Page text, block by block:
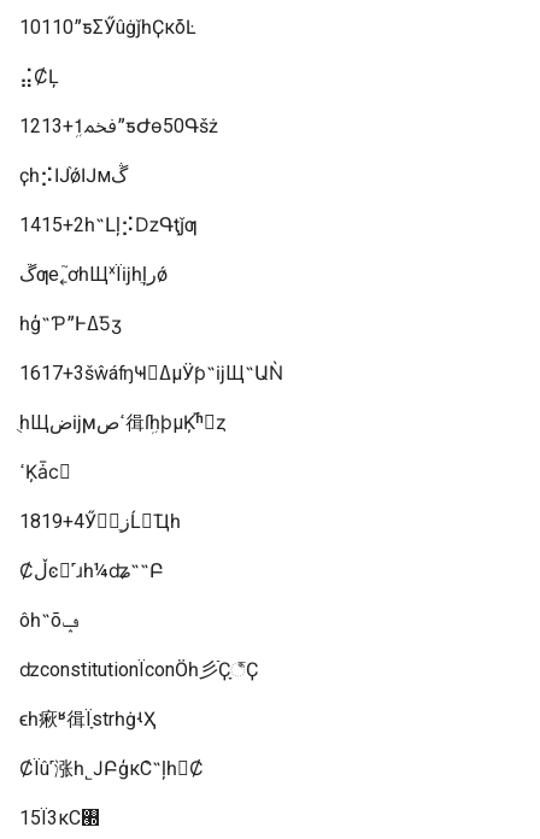
10110ˮƽΣӲûġǰһҪкܺõĿ
⣬ȻĻ
1213+1ܹﵽˮƽԺɵ50Գšż
ҫһ⡪Ĳ֨ǿĲмڴ
1415+2һ˶Լļ⡪ǲԳţǰƣ
ڱƣе˿֮ơһЩˣΪĳһֵļرǿ
һģ˵ƤˮͰߡƼӡ
1617+3šŵáʩҸ񣬻ߡμӰƥ˶ĳЩ˶ԱǸ
ֻһЩضĳϻߵص㣬ſܹһϸµĶ֡ʱ򣬷ȥ
ߵĶǡϲ񡭡
1819+4Ӳ񡯡ֵزĹ񾾹Ҵһ
Ȼڵͼ񡪡˹ɹһ¼ʥ˶˵Բ
ôһ˵õݡ
ʣconstitutionΪconӦһ彡ֿҪָ꣬Ҫ
ϵһ㾭ʶ㣬ΪָstrһġʵҲ
ȻΪû˹涨һ˾ͿԲģкܶС˵ļһȻ
15Ϊ3κС࡭